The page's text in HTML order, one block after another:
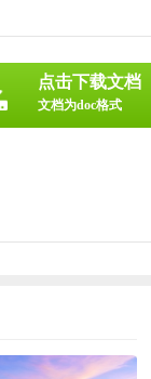
点击下载文档
文档为doc格式